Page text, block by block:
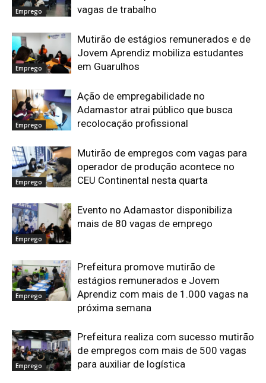
Emprego
vagas de trabalho
Emprego
Mutirão de estágios remunerados e de
Jovem Aprendiz mobiliza estudantes
em Guarulhos
Emprego
Ação de empregabilidade no
Adamastor atrai público que busca
recolocação profissional
Emprego
Mutirão de empregos com vagas para
operador de produção acontece no
CEU Continental nesta quarta
Emprego
Evento no Adamastor disponibiliza
mais de 80 vagas de emprego
Emprego
Prefeitura promove mutirão de
estágios remunerados e Jovem
Aprendiz com mais de 1.000 vagas na
próxima semana
Emprego
Prefeitura realiza com sucesso mutirão
de empregos com mais de 500 vagas
para auxiliar de logística